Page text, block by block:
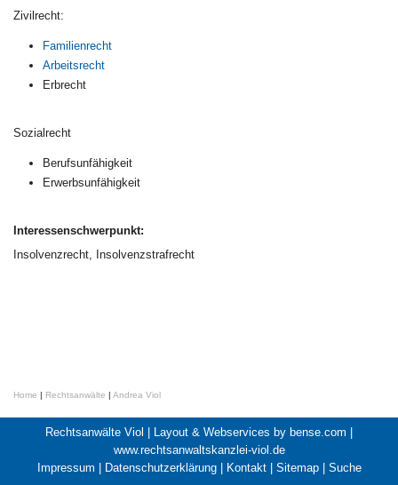
Zivilrecht:
Familienrecht
Arbeitsrecht
Erbrecht
Sozialrecht
Berufsunfähigkeit
Erwerbsunfähigkeit
Interessenschwerpunkt:
Insolvenzrecht, Insolvenzstrafrecht
Home | Rechtsanwälte | Andrea Viol
Rechtsanwälte Viol | Layout & Webservices by bense.com |
www.rechtsanwaltskanzlei-viol.de
Impressum | Datenschutzerklärung| Kontakt| Sitemap| Suche